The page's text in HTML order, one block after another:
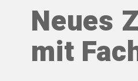
Neues
mit